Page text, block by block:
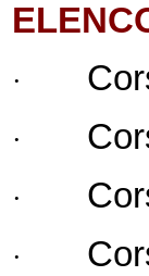
·
·
·
·